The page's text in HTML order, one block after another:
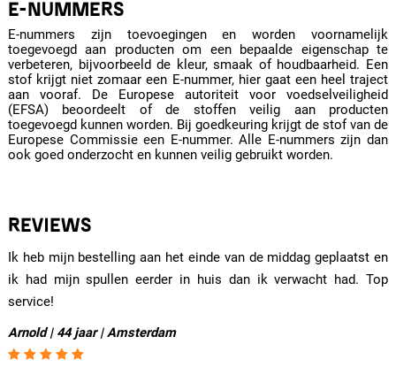
E-NUMMERS
E-nummers zijn toevoegingen en worden voornamelijk
toegevoegd aan producten om een bepaalde eigenschap te
verbeteren, bijvoorbeeld de kleur, smaak of houdbaarheid. Een
stof krijgt niet zomaar een E-nummer, hier gaat een heel traject
aan vooraf. De Europese autoriteit voor voedselveiligheid
(EFSA) beoordeelt of de stoffen veilig aan producten
toegevoegd kunnen worden. Bij goedkeuring krijgt de stof van de
Europese Commissie een E-nummer. Alle E-nummers zijn dan
ook goed onderzocht en kunnen veilig gebruikt worden.
REVIEWS
Ik heb mijn bestelling aan het einde van de middag geplaatst en
ik had mijn spullen eerder in huis dan ik verwacht had. Top
service!
Arnold | 44 jaar | Amsterdam